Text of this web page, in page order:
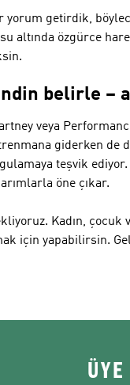
yorum getirdik,
altında özgürce
belirle –
veya
giderken de
teşvik ediyor.
öne çıkar.
Kadın,
için yapabilirsin.